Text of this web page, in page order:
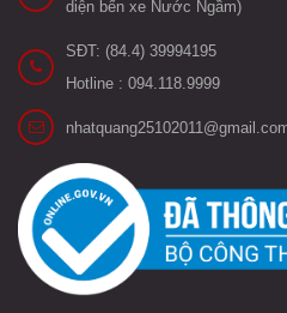
diện bến xe Nước Ngầm)
SĐT: (84.4) 39994195
Hotline : 094.118.9999